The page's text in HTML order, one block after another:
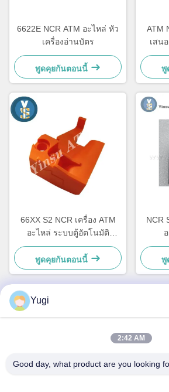
6622E NCR ATM อะไหล่ หัว
เครื่องอ่านบัตร
พูดคุยกันตอนนี้
ATM
เสน
พู
66XX S2 NCR เครื่อง ATM
อะไหล่ ระบบตู้อัตโนมัติ
ฮาร์ดแวร์ พลาสติก C กล่อง
ล็อค 4450759179
พูดคุยกันตอนนี้
NCR
พู
ห้อง 502 อาคาร 5 สวนอสังหาริมทรัพย์
Yugi
2:42 AM
Good day, what product are you looking